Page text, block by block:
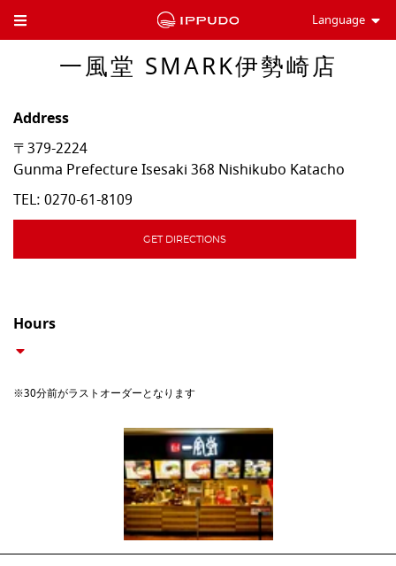
Toggle Header Menu Language
一風堂 SMARK伊勢崎店
Address
〒379-2224
Gunma PrefectureIsesaki 368 Nishikubo Katacho
TEL: 0270-61-8109
GET DIRECTIONS
Hours
※30分前がラストオーダーとなります